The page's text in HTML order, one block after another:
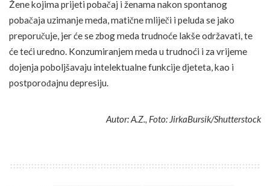
Žene kojima prijeti pobačaj i ženama nakon spontanog
pobačaja uzimanje meda, matične mliječi i peluda se jako
preporučuje, jer će se zbog meda trudnoće lakše održavati, te
će teći uredno. Konzumiranjem meda u trudnoći i za vrijeme
dojenja poboljšavaju intelektualne funkcije djeteta, kao i
postporođajnu depresiju.
Autor: A.Z., Foto: JirkaBursik/Shutterstock